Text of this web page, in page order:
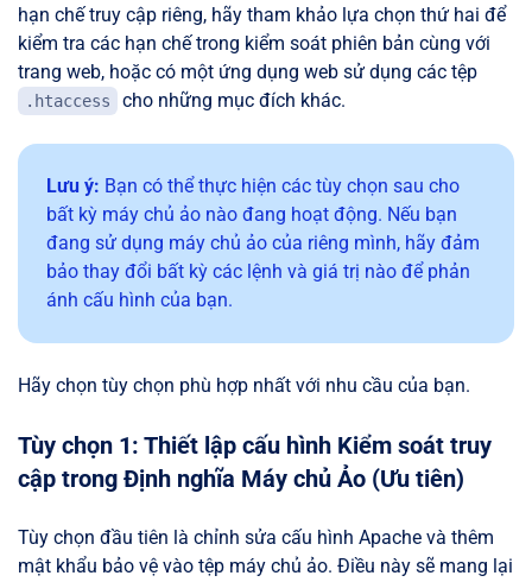
hạn chế truy cập riêng, hãy tham khảo lựa chọn thứ hai để
kiểm tra các hạn chế trong kiểm soát phiên bản cùng với
trang web, hoặc có một ứng dụng web sử dụng các tệp
.htaccess cho những mục đích khác.
Lưu ý: Bạn có thể thực hiện các tùy chọn sau cho
bất kỳ máy chủ ảo nào đang hoạt động. Nếu bạn
đang sử dụng máy chủ ảo của riêng mình, hãy đảm
bảo thay đổi bất kỳ các lệnh và giá trị nào để phản
ánh cấu hình của bạn.
Hãy chọn tùy chọn phù hợp nhất với nhu cầu của bạn.
Tùy chọn 1: Thiết lập cấu hình Kiểm soát truy
cập trong Định nghĩa Máy chủ Ảo (Ưu tiên)
Tùy chọn đầu tiên là chỉnh sửa cấu hình Apache và thêm
mật khẩu bảo vệ vào tệp máy chủ ảo. Điều này sẽ mang lại